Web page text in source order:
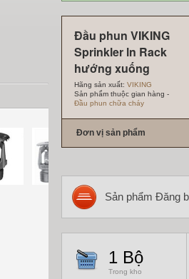
Đầu phun VIKING
Sprinkler ln Rack
hướng xuống
Hãng sản xuất: VIKING
Sản phẩm thuộc gian hàng -
Đầu phun chữa cháy
Đơn vị sản phẩm
Sản phẩm Đăng
1 Bộ
Trong kho